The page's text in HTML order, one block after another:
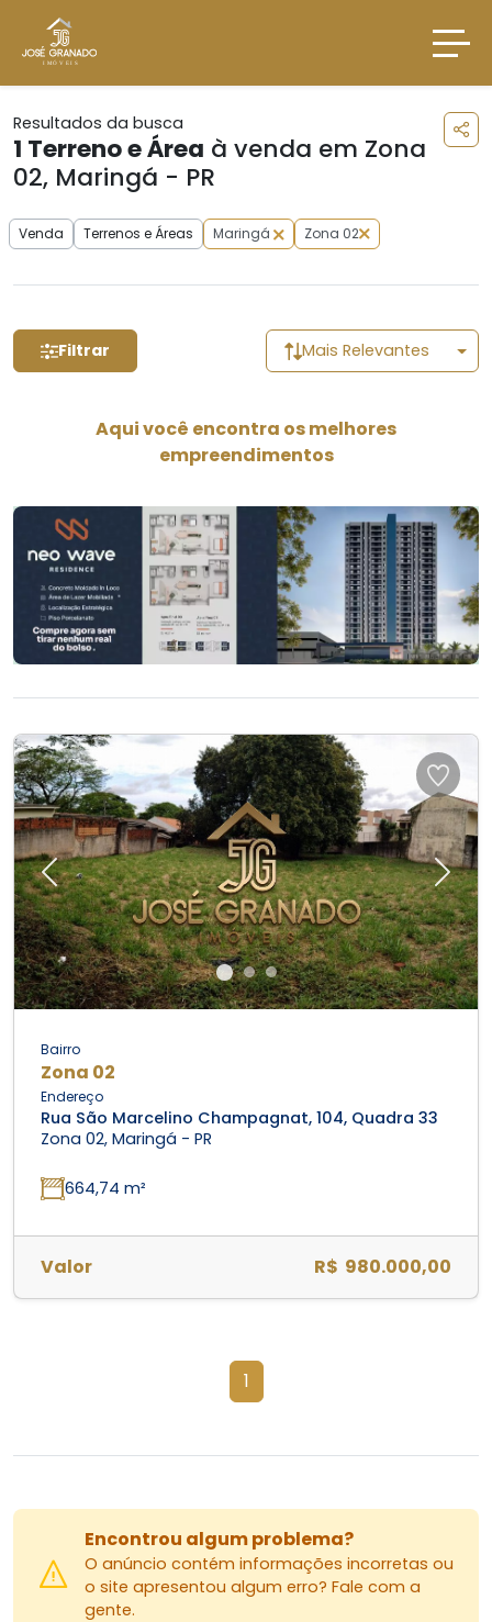
Resultados da busca
1 Terreno e Área à venda em Zona
02, Maringá - PR
Venda Terrenos e Áreas Maringá Zona 02
Filtrar Mais Relevantes
Aqui você encontra os melhores
empreendimentos
Previous Next
Bairro
Zona 02
Endereço
Rua São Marcelino Champagnat, 104, Quadra 33
Zona 02, Maringá - PR
664,74 m²
Valor R$ 980.000,00
1
Encontrou algum problema?
O anúncio contém informações incorretas ou
o site apresentou algum erro? Fale com a
gente.